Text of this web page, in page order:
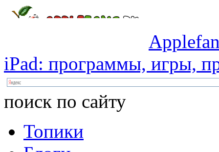
iPad: программы, игры,
поиск по сайту
Топики